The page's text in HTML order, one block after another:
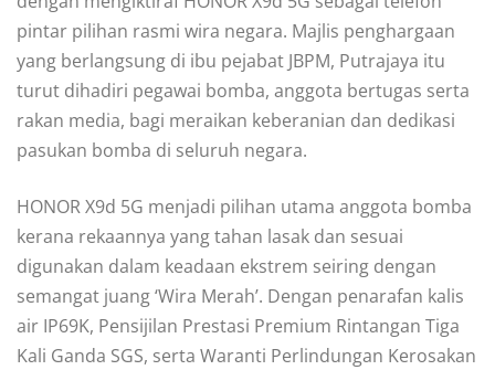
pintar pilihan rasmi wira negara. Majlis penghargaan
yang berlangsung di ibu pejabat JBPM, Putrajaya itu
turut dihadiri pegawai bomba, anggota bertugas serta
rakan media, bagi meraikan keberanian dan dedikasi
pasukan bomba di seluruh negara.
HONOR X9d 5G menjadi pilihan utama anggota bomba
kerana rekaannya yang tahan lasak dan sesuai
digunakan dalam keadaan ekstrem seiring dengan
semangat juang ‘Wira Merah’. Dengan penarafan kalis
air IP69K, Pensijilan Prestasi Premium Rintangan Tiga
Kali Ganda SGS, serta Waranti Perlindungan Kerosakan